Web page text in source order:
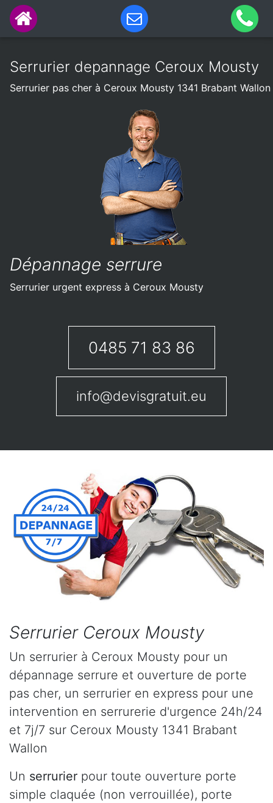
Serrurier depannage Ceroux Mousty
Serrurier pas cher à Ceroux Mousty 1341 Brabant Wallon
Dépannage serrure
Serrurier urgent express à Ceroux Mousty
0485 71 83 86
info@devisgratuit.eu
Serrurier Ceroux Mousty
Un serrurier à Ceroux Mousty pour un
dépannage serrure et ouverture de porte
pas cher, un serrurier en express pour une
intervention en serrurerie d'urgence 24h/24
et 7j/7 sur Ceroux Mousty 1341 Brabant
Wallon
Un serrurier pour toute ouverture porte
simple claquée (non verrouillée), porte